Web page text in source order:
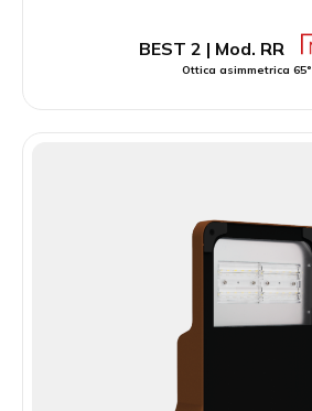
BEST 2 | Mod. RR
Ottica asimmetrica 65°